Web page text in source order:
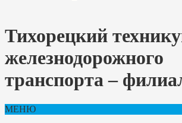
Тихорецкий
железнодорожного
транспорта –
МЕНЮ